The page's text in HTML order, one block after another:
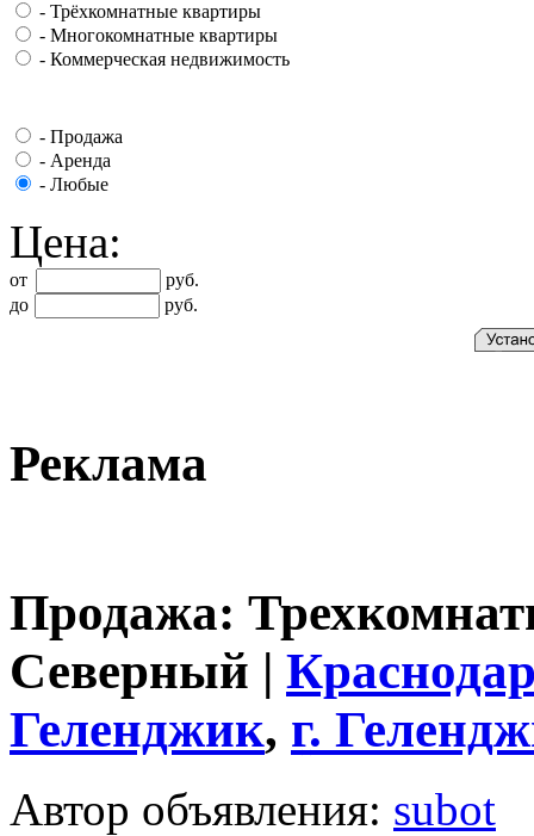
- Трёхкомнатные квартиры
- Многокомнатные квартиры
- Коммерческая недвижимость
- Продажа
- Аренда
- Любые
Цена:
от
руб.
до
руб.
Реклама
Продажа:
Северный |
Геленджик, г.
Автор объявления: subot